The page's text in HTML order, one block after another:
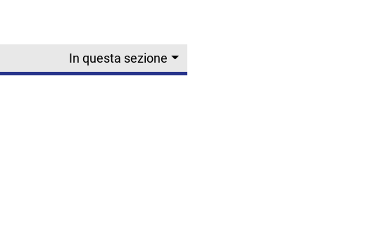
In questa sezione